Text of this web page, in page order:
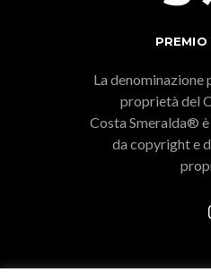
La denominazione
proprietà del
Costa Smeralda®
da copyright e